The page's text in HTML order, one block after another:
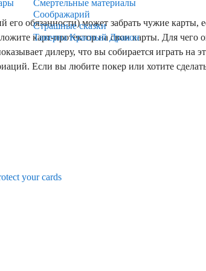
Смертельные материалы
Соображарий
Страшные сказки
Таверна Красный Дракон
обязанности) может забрать чужие карты,
карт-протектор на свои карты. Для
дилеру, что вы собирается играть на
Если вы любите покер или хотите